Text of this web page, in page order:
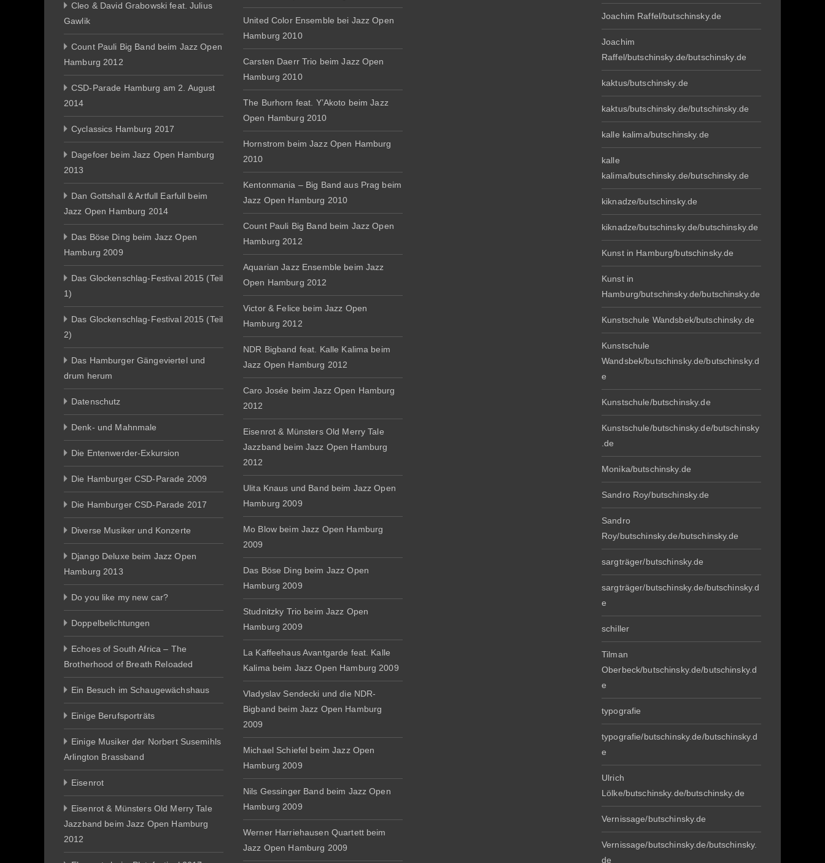
Cleo & David Grabowski feat. Julius
Gawlik
Count Pauli Big Band beim Jazz Open
Hamburg 2012
CSD-Parade Hamburg am 2. August
2014
Cyclassics Hamburg 2017
Dagefoer beim Jazz Open Hamburg
2013
Dan Gottshall & Artfull Earfull beim
Jazz Open Hamburg 2014
Das Böse Ding beim Jazz Open
Hamburg 2009
Das Glockenschlag-Festival 2015 (Teil
1)
Das Glockenschlag-Festival 2015 (Teil
2)
Das Hamburger Gängeviertel und
drum herum
Datenschutz
Denk- und Mahnmale
Die Entenwerder-Exkursion
Die Hamburger CSD-Parade 2009
Die Hamburger CSD-Parade 2017
Diverse Musiker und Konzerte
Django Deluxe beim Jazz Open
Hamburg 2013
Do you like my new car?
Doppelbelichtungen
Echoes of South Africa – The
Brotherhood of Breath Reloaded
Ein Besuch im Schaugewächshaus
Einige Berufsporträts
Einige Musiker der Norbert Susemihls
Arlington Brassband
Eisenrot
Eisenrot & Münsters Old Merry Tale
Jazzband beim Jazz Open Hamburg
2012
United Color Ensemble bei Jazz Open
Hamburg 2010
Carsten Daerr Trio beim Jazz Open
Hamburg 2010
The Burhorn feat. Y’Akoto beim Jazz
Open Hamburg 2010
Hornstrom beim Jazz Open Hamburg
2010
Kentonmania – Big Band aus Prag beim
Jazz Open Hamburg 2010
Count Pauli Big Band beim Jazz Open
Hamburg 2012
Aquarian Jazz Ensemble beim Jazz
Open Hamburg 2012
Victor & Felice beim Jazz Open
Hamburg 2012
NDR Bigband feat. Kalle Kalima beim
Jazz Open Hamburg 2012
Caro Josée beim Jazz Open Hamburg
2012
Eisenrot & Münsters Old Merry Tale
Jazzband beim Jazz Open Hamburg
2012
Ulita Knaus und Band beim Jazz Open
Hamburg 2009
Mo Blow beim Jazz Open Hamburg
2009
Das Böse Ding beim Jazz Open
Hamburg 2009
Studnitzky Trio beim Jazz Open
Hamburg 2009
La Kaffeehaus Avantgarde feat. Kalle
Kalima beim Jazz Open Hamburg 2009
Vladyslav Sendecki und die NDR-
Bigband beim Jazz Open Hamburg
2009
Michael Schiefel beim Jazz Open
Hamburg 2009
Nils Gessinger Band beim Jazz Open
Hamburg 2009
Werner Harriehausen Quartett beim
Jazz Open Hamburg 2009
Joachim Raffel/butschinsky.de
Joachim
Raffel/butschinsky.de/butschinsky.de
kaktus/butschinsky.de
kaktus/butschinsky.de/butschinsky.de
kalle kalima/butschinsky.de
kalle
kalima/butschinsky.de/butschinsky.de
kiknadze/butschinsky.de
kiknadze/butschinsky.de/butschinsky.de
Kunst in Hamburg/butschinsky.de
Kunst in
Hamburg/butschinsky.de/butschinsky.de
Kunstschule Wandsbek/butschinsky.de
Kunstschule
Wandsbek/butschinsky.de/butschinsky.d
e
Kunstschule/butschinsky.de
Kunstschule/butschinsky.de/butschinsky
.de
Monika/butschinsky.de
Sandro Roy/butschinsky.de
Sandro
Roy/butschinsky.de/butschinsky.de
sargträger/butschinsky.de
sargträger/butschinsky.de/butschinsky.d
e
schiller
Tilman
Oberbeck/butschinsky.de/butschinsky.d
e
typografie
typografie/butschinsky.de/butschinsky.d
e
Ulrich
Lölke/butschinsky.de/butschinsky.de
Vernissage/butschinsky.de
Vernissage/butschinsky.de/butschinsky.
de